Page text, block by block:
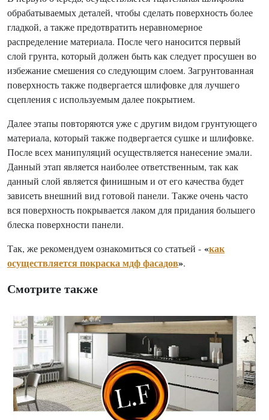
обрабатываемых деталей, чтобы сделать поверхность более
гладкой, а также предотвратить неравномерное
распределение материала. После чего наносится первый
слой грунта, который должен быть как следует просушен во
избежание смешения со следующим слоем. Загрунтованная
поверхность также подвергается шлифовке для лучшего
сцепления с используемым далее покрытием.
Далее этапы повторяются уже с другим видом грунтующего
материала, который также подвергается сушке и шлифовке.
После всех манипуляций осуществляется нанесение эмали.
Данный этап является наиболее ответственным, так как
данный слой является финишным и от его качества будет
зависеть внешний вид готовой панели. Также очень часто
вся поверхность покрывается лаком для придания большего
блеска поверхности панели.
Так, же рекомендуем ознакомиться со статьей - «как
осуществляется покраска мдф фасадов».
Смотрите также